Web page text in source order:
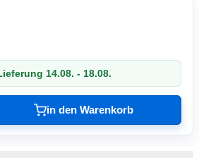
14.08. - 18.08.
in den Warenkorb